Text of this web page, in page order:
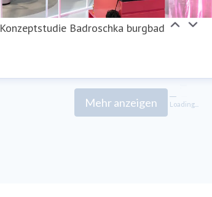
Konzeptstudie Badroschka burgbad
Mehr anzeigen Loading...